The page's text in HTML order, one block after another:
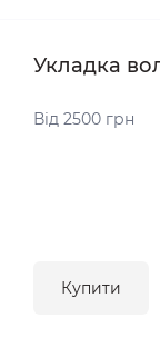
Укладка
Від 2500 грн
Купити